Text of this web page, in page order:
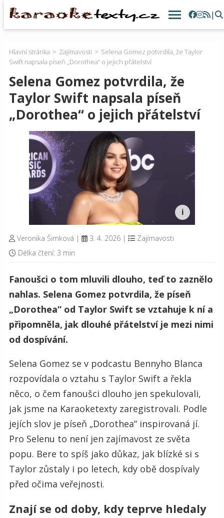
|
Hlavní stránka Zajímavosti
Selena Gomez potvrdila, že Taylor
Swift napsala píseň „Dorothea“ o jejich přátelství
Selena Gomez potvrdila, že
Taylor Swift napsala píseň
„Dorothea“ o jejich přátelství
Veronika Šimková | 3. 4. 2026 |
Zajímavosti
Délka čtení: 3 min
Fanoušci o tom mluvili dlouho, teď to zaznělo
nahlas. Selena Gomez potvrdila, že píseň
„Dorothea“ od Taylor Swift se vztahuje k ní a
připomněla, jak dlouhé přátelství je mezi nimi
od dospívání.
Selena Gomez se v podcastu Bennyho Blanca
rozpovídala o vztahu s Taylor Swift a řekla
něco, o čem fanoušci dlouho jen spekulovali,
jak jsme na Karaoketexty zaregistrovali. Podle
jejích slov je píseň „Dorothea“ inspirovaná jí.
Pro Selenu to není jen zajímavost ze světa
popu. Bere to spíš jako důkaz, jak blízké si s
Taylor zůstaly i po letech, kdy obě dospívaly
před očima veřejnosti.
Znají se od doby, kdy teprve hledaly